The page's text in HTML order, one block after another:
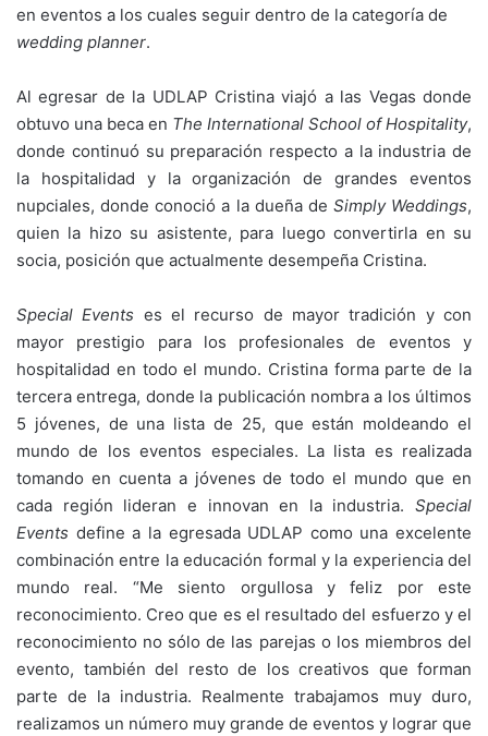
en eventos a los cuales seguir dentro de la categoría de
wedding planner.
Al egresar de la UDLAP Cristina viajó a las Vegas donde
obtuvo una beca en The International School of Hospitality,
donde continuó su preparación respecto a la industria de
la hospitalidad y la organización de grandes eventos
nupciales, donde conoció a la dueña de Simply Weddings,
quien la hizo su asistente, para luego convertirla en su
socia, posición que actualmente desempeña Cristina.
Special Events es el recurso de mayor tradición y con
mayor prestigio para los profesionales de eventos y
hospitalidad en todo el mundo. Cristina forma parte de la
tercera entrega, donde la publicación nombra a los últimos
5 jóvenes, de una lista de 25, que están moldeando el
mundo de los eventos especiales. La lista es realizada
tomando en cuenta a jóvenes de todo el mundo que en
cada región lideran e innovan en la industria. Special
Events define a la egresada UDLAP como una excelente
combinación entre la educación formal y la experiencia del
mundo real. “Me siento orgullosa y feliz por este
reconocimiento. Creo que es el resultado del esfuerzo y el
reconocimiento no sólo de las parejas o los miembros del
evento, también del resto de los creativos que forman
parte de la industria. Realmente trabajamos muy duro,
realizamos un número muy grande de eventos y lograr que